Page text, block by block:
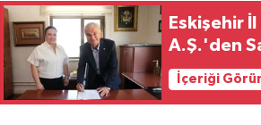
Eskişehir
A.Ş.'den
İçeriği